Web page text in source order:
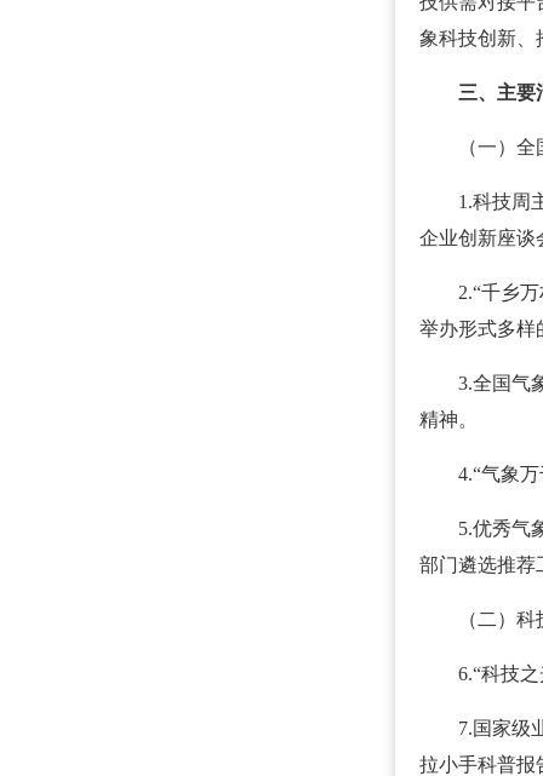
象科技创新、
三、主要
（一）
1.科技周
企业创新座谈
2.“千乡
举办形式多样
3.全国气
精神。
4.“气象
5.优秀气
部门遴选推荐
（二）
6.“科技
7.国家级
拉小手科普报